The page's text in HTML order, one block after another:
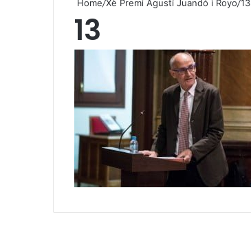
Home/Xè Premi Agustí Juandó i Royo/13
13